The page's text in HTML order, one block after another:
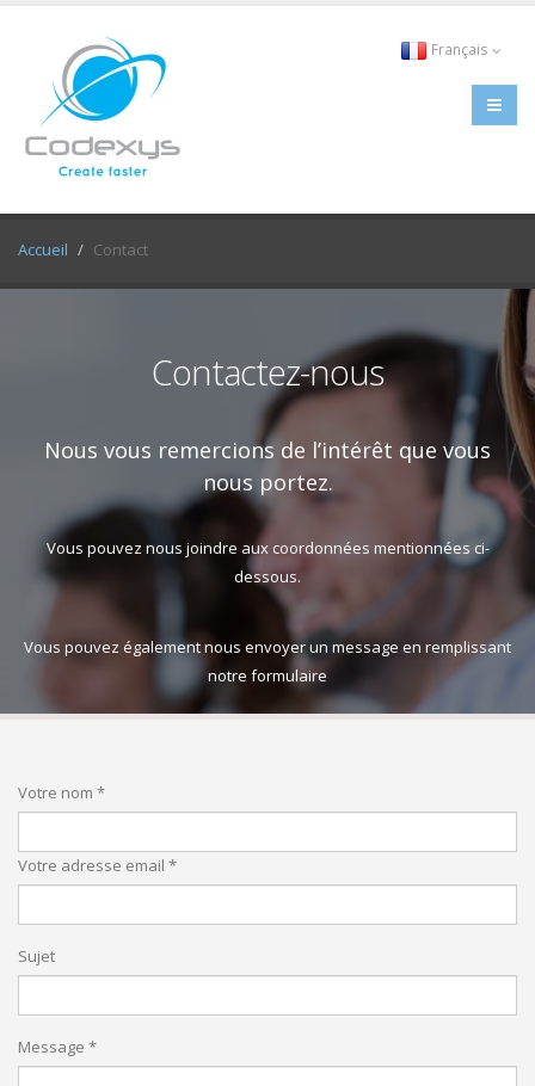
Français
Accueil Contact
Contactez-nous
Nous vous remercions de l’intérêt que vous
nous portez.
Vous pouvez nous joindre aux coordonnées mentionnées ci-
dessous.
Vous pouvez également nous envoyer un message en remplissant
notre formulaire
Votre nom *
Votre adresse email *
Sujet
Message *